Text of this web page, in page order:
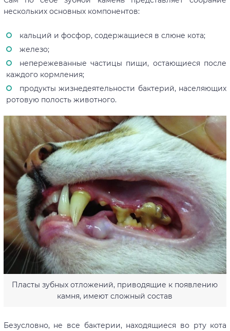
нескольких основных компонентов:
кальций и фосфор, содержащиеся в слюне кота;
железо;
непережеванные частицы пищи, остающиеся после
каждого кормления;
продукты жизнедеятельности бактерий, населяющих
ротовую полость животного.
Пласты зубных отложений, приводящие к появлению
камня, имеют сложный состав
Безусловно, не все бактерии, находящиеся во рту кота